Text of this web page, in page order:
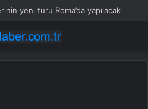
yeni turu Roma’da yapılacak